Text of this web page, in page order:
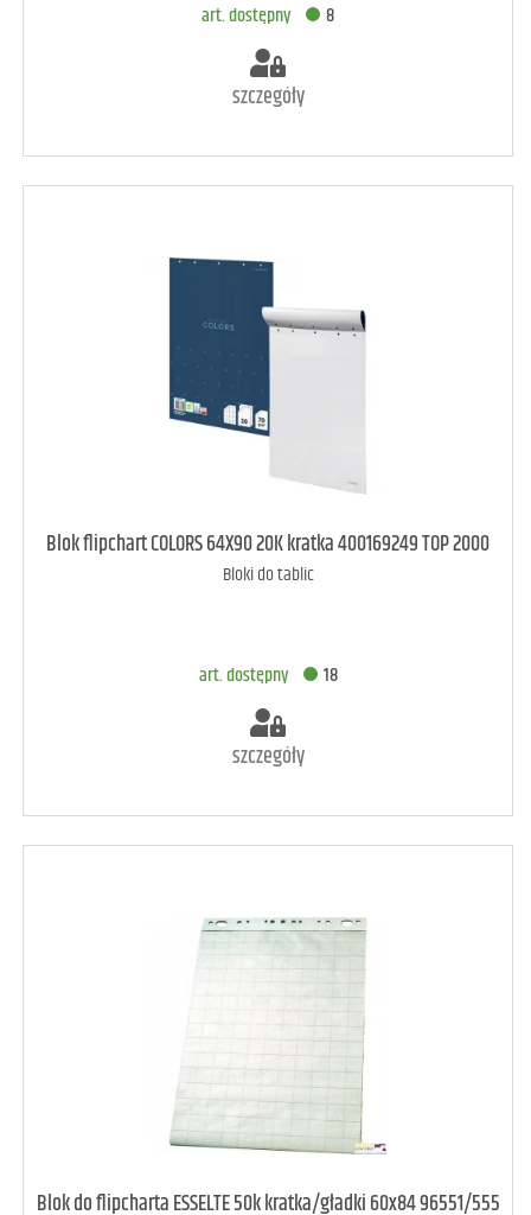
art. dostępny 8
szczegóły
art. dostępny 8
Blok flipchart COLORS 64X90 20K kratka 400169249 TOP 2000
Bloki do tablic
art. dostępny 18
szczegóły
art. dostępny 18
Blok do flipcharta ESSELTE 50k kratka/gładki 60x84 96551/555